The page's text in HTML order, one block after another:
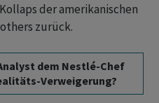
der amerikanischen
zurück.
dem Nestlé-Chef
Verweigerung?